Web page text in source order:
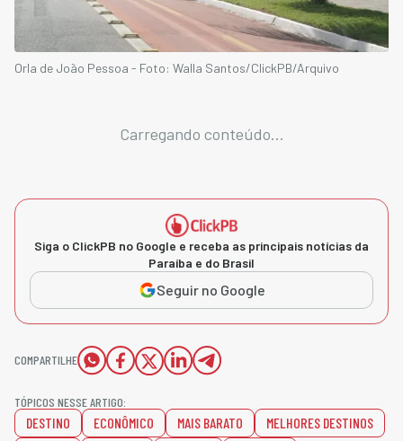
Orla de João Pessoa - Foto: Walla Santos/ClickPB/Arquivo
Carregando conteúdo...
Siga o ClickPB no Google e receba as principais notícias da
Paraíba e do Brasil
Seguir no Google
COMPARTILHE
TÓPICOS NESSE ARTIGO:
DESTINO ECONÔMICO MAIS BARATO
MELHORES DESTINOS